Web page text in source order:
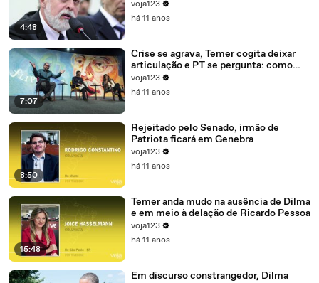
4:48
voja123
há 11 anos
7:07
Crise se agrava, Temer cogita deixar
articulação e PT se pergunta: como
recompor o governo?
voja123
há 11 anos
8:50
Rejeitado pelo Senado, irmão de
Patriota ficará em Genebra
voja123
há 11 anos
15:48
Temer anda mudo na ausência de Dilma
e em meio à delação de Ricardo Pessoa
voja123
há 11 anos
Em discurso constrangedor, Dilma